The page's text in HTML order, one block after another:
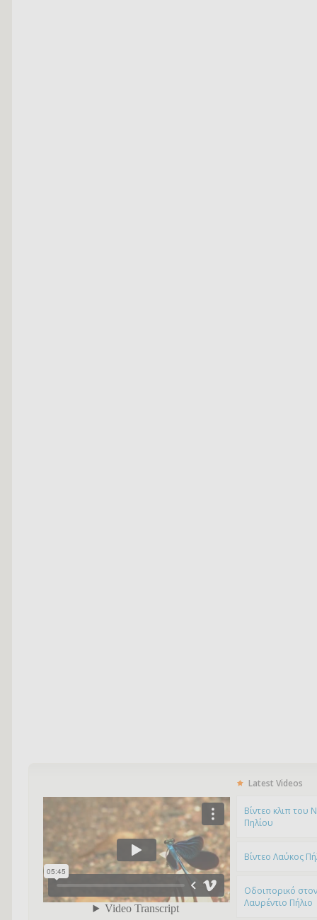
Latest Videos
Bίντεο κλιπ του
Πηλίου
Βίντεο Λαύκος
Οδοιπορικό
Λαυρέντιο Πήλιο